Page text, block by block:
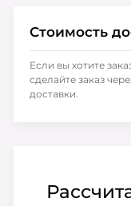
Стоимость
Если вы хотите
сделайте заказ
доставки.